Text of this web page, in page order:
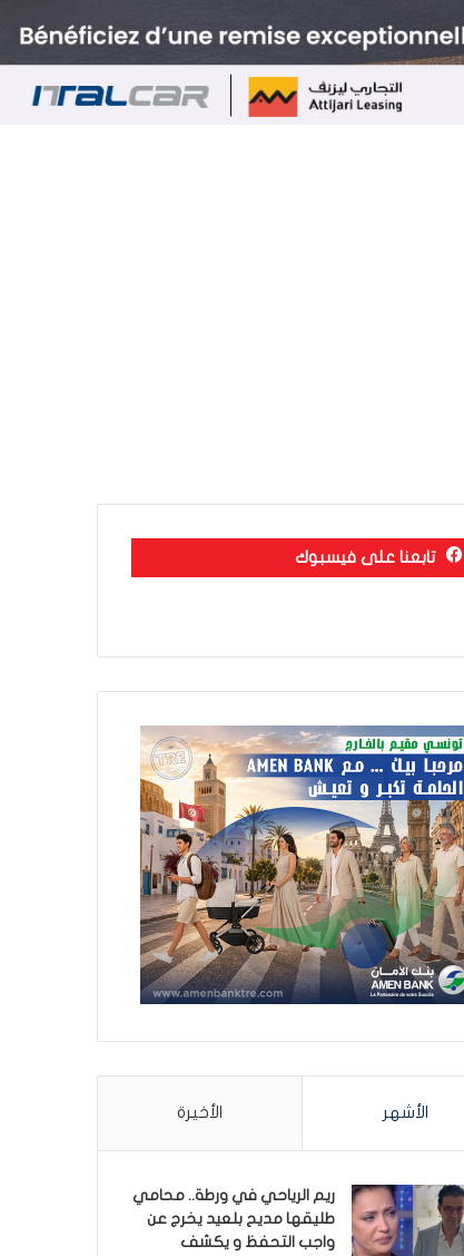
تابعنا على فيسبوك
الأشهر الأخيرة
ريم الرياحي في ورطة.. محامي
طليقها مديح بلعيد يخرج عن
واجب التحفظ و يكشف